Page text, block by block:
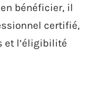
bénéficier, il
certifié,
et l’éligibilité